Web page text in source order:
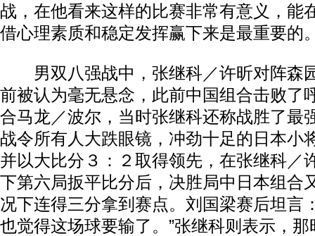
战，在他看来这样的比赛非常有意义，能
借心理素质和稳定发挥赢下来是最重要的
男双八强战中，张继科／许昕对阵森
前被认为毫无悬念，此前中国组合击败了
合马龙／波尔，当时张继科还称战胜了最
战令所有人大跌眼镜，冲劲十足的日本小
并以大比分３：２取得领先，在张继科／
下第六局扳平比分后，决胜局中日本组合
况下连得三分拿到赛点。刘国梁赛后坦言
也觉得这场球要输了。”张继科则表示，